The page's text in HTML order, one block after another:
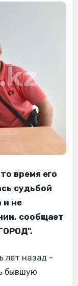
время его
судьбой
и не
сообщает